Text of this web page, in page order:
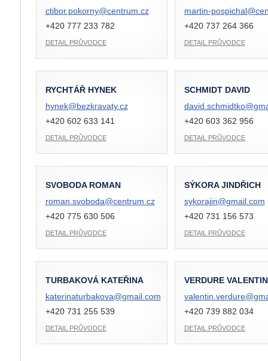
ctibor.pokorny@centrum.cz
+420 777 233 782
DETAIL PRŮVODCE
martin-pospichal@
+420 737 264 366
DETAIL PRŮVODCE
RYCHTÁŘ HYNEK
hynek@bezkravaty.cz
+420 602 633 141
DETAIL PRŮVODCE
SCHMIDT DAVID
david.schmidtko@
+420 603 362 956
DETAIL PRŮVODCE
SVOBODA ROMAN
roman.svoboda@centrum.cz
+420 775 630 506
DETAIL PRŮVODCE
SÝKORA JINDŘICH
sykorajin@gmail.com
+420 731 156 573
DETAIL PRŮVODCE
TURBAKOVÁ KATEŘINA
katerinaturbakova@gmail.com
+420 731 255 539
DETAIL PRŮVODCE
VERDURE VALENTIN
valentin.verdure@
+420 739 882 034
DETAIL PRŮVODCE